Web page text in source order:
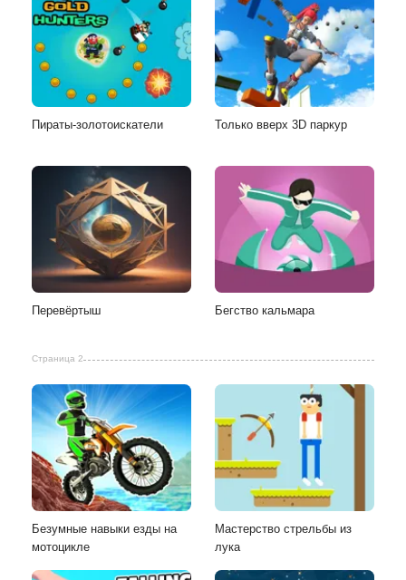
Пираты-золотоискатели Только вверх 3D паркур
Перевёртыш Бегство кальмара
Страница 2
Безумные навыки езды на
мотоцикле
Мастерство стрельбы из
лука